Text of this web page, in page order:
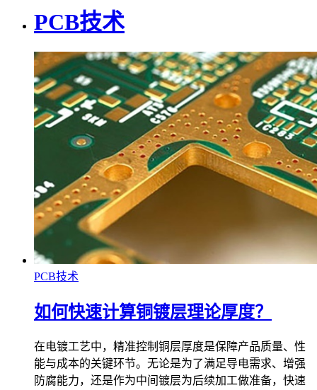
PCB技术
PCB技术
如何快速计算铜镀层理论厚度？
在电镀工艺中，精准控制铜层厚度是保障产品质量、性
能与成本的关键环节。无论是为了满足导电需求、增强
防腐能力，还是作为中间镀层为后续加工做准备，快速